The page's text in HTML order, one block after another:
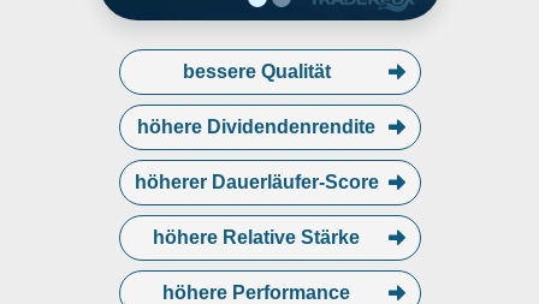
bessere Qualität
höhere Dividendenrendite
höherer Dauerläufer-Score
höhere Relative Stärke
höhere Performance